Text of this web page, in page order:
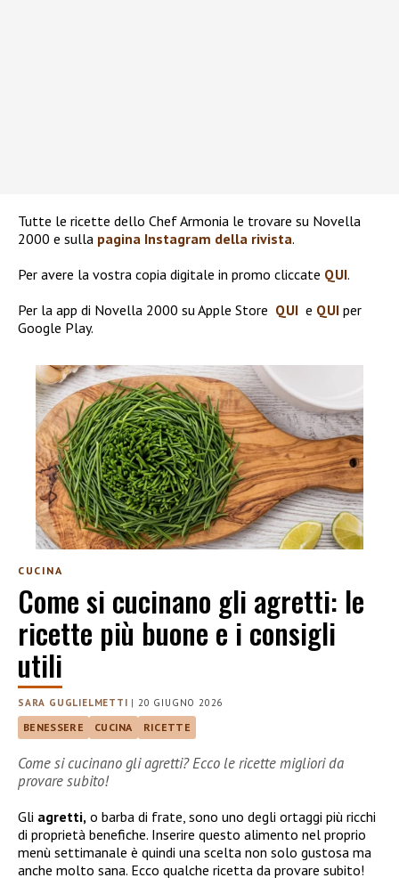
Tutte le ricette dello Chef Armonia le trovare su Novella
2000 e sulla pagina Instagram della rivista.
Per avere la vostra copia digitale in promo cliccate QUI.
Per la app di Novella 2000 su Apple Store QUI e QUI per
Google Play.
CUCINA
Come si cucinano gli agretti: le
ricette più buone e i consigli
utili
SARA GUGLIELMETTI |20 GIUGNO 2026
BENESSERE CUCINA RICETTE
Come si cucinano gli agretti? Ecco le ricette migliori da
provare subito!
Gli agretti, o barba di frate, sono uno degli ortaggi più ricchi
di proprietà benefiche. Inserire questo alimento nel proprio
menù settimanale è quindi una scelta non solo gustosa ma
anche molto sana. Ecco qualche ricetta da provare subito!